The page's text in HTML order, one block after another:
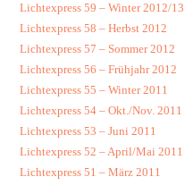
Lichtexpress 59 – Winter 2012/13
Lichtexpress 58 – Herbst 2012
Lichtexpress 57 – Sommer 2012
Lichtexpress 56 – Frühjahr 2012
Lichtexpress 55 – Winter 2011
Lichtexpress 54 – Okt./Nov. 2011
Lichtexpress 53 – Juni 2011
Lichtexpress 52 – April/Mai 2011
Lichtexpress 51 – März 2011